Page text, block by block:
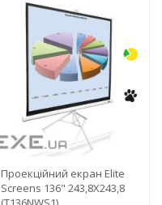
Проекційний екран Elite
Screens 136" 243,8X243,8